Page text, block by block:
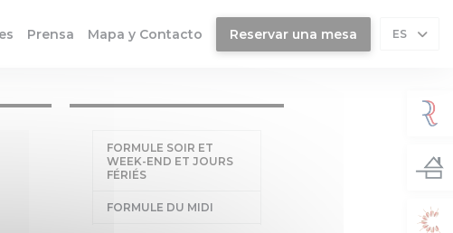
Prensa Mapa y Contacto Reservar una mesa ES
FORMULE SOIR ET
WEEK-END ET JOURS
FÉRIÉS
FORMULE DU MIDI